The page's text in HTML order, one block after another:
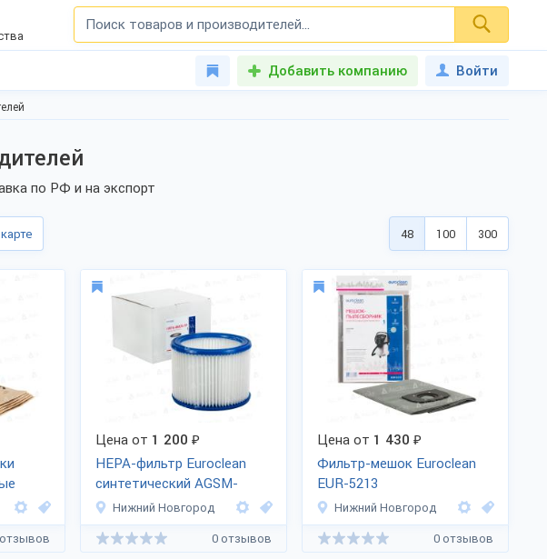
Добавить компанию Войти
по РФ и на экспорт
48 100 300
Цена от 1 200 ₽
HEPA-фильтр Euroclean
синтетический AGSM-
AP250
Нижний Новгород
0 отзывов
Цена от 1 430 ₽
Фильтр-мешок Euroclean
EUR-5213
Нижний Новгород
0 отзывов